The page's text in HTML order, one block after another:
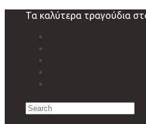
navigation
Τα καλύτερα τραγούδια
Search